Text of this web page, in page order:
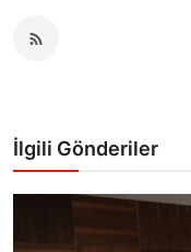
İlgili Gönderiler